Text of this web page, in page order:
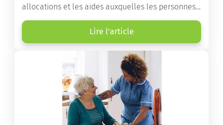
allocations et les aides auxquelles les personnes
âgées ont droit pour financer un séjour en maison
de retraite ou un maintien à domicile.
Lire l'article